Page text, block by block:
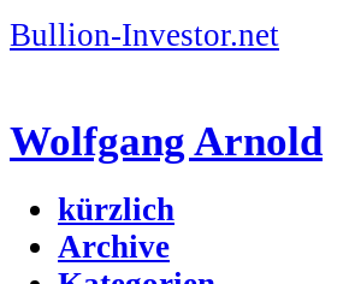
Bullion-Investor.net
Wolfgang Arnold
kürzlich
Archive